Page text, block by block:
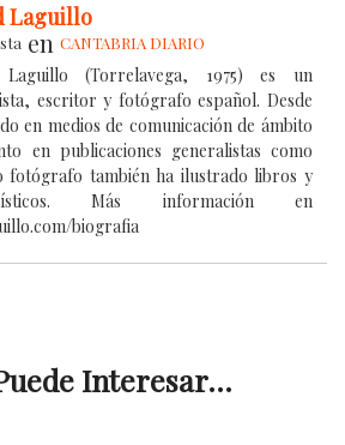
Laguillo
en CANTABRIA DIARIO
Laguillo (Torrelavega, 1975) es un
escritor y fotógrafo español. Desde
en medios de comunicación de ámbito
en publicaciones generalistas como
fotógrafo también ha ilustrado libros y
Más información en
biografia
Interesar...